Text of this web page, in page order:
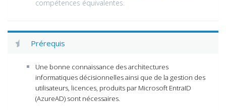
compétences équivalentes.
Prérequis
Une bonne connaissance des architectures
informatiques décisionnelles ainsi que de la gestion des
utilisateurs, licences, produits par Microsoft EntraID
(AzureAD) sont nécessaires.